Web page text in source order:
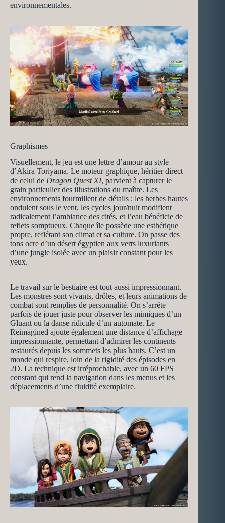
environnementales.
Graphismes
Visuellement, le jeu est une lettre d’amour au style
d’Akira Toriyama. Le moteur graphique, héritier direct
de celui de Dragon Quest XI, parvient à capturer le
grain particulier des illustrations du maître. Les
environnements fourmillent de détails : les herbes hautes
ondulent sous le vent, les cycles jour/nuit modifient
radicalement l’ambiance des cités, et l’eau bénéficie de
reflets somptueux. Chaque île possède une esthétique
propre, reflétant son climat et sa culture. On passe des
tons ocre d’un désert égyptien aux verts luxuriants
d’une jungle isolée avec un plaisir constant pour les
yeux.
Le travail sur le bestiaire est tout aussi impressionnant.
Les monstres sont vivants, drôles, et leurs animations de
combat sont remplies de personnalité. On s’arrête
parfois de jouer juste pour observer les mimiques d’un
Gluant ou la danse ridicule d’un automate. Le
Reimagined ajoute également une distance d’affichage
impressionnante, permettant d’admirer les continents
restaurés depuis les sommets les plus hauts. C’est un
monde qui respire, loin de la rigidité des épisodes en
2D. La technique est irréprochable, avec un 60 FPS
constant qui rend la navigation dans les menus et les
déplacements d’une fluidité exemplaire.